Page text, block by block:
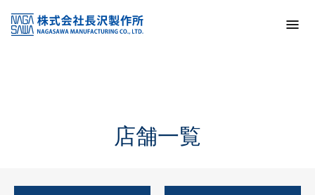
KSS加盟店・取扱店情報
店舗一覧
店舗一覧